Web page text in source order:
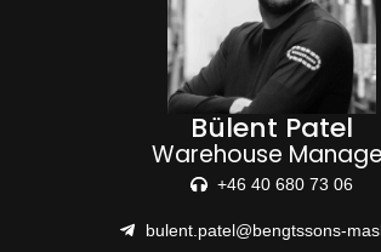
Bülent Patel
Warehouse
+46 40 680 73 06
bulent.patel@bengtssons-